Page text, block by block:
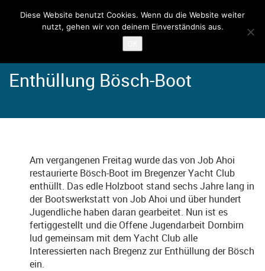
Angebote Job Ahoi Bootwerkstatt
Enthüllung Bösch-Boot
Am vergangenen Freitag wurde das von Job Ahoi
restaurierte Bösch-Boot im Bregenzer Yacht Club
enthüllt. Das edle Holzboot stand sechs Jahre lang in
der Bootswerkstatt von Job Ahoi und über hundert
Jugendliche haben daran gearbeitet. Nun ist es
fertiggestellt und die Offene Jugendarbeit Dornbirn
lud gemeinsam mit dem Yacht Club alle
Interessierten nach Bregenz zur Enthüllung der Bösch
ein.
Diese Website benutzt Cookies. Wenn du die Website weiter
nutzt, gehen wir von deinem Einverständnis aus.